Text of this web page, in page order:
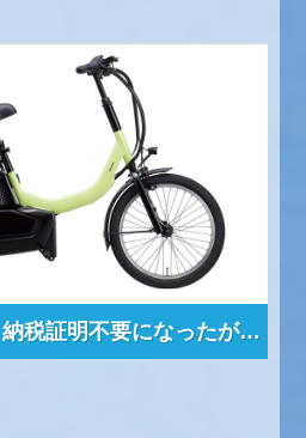
税証明不要になったが…